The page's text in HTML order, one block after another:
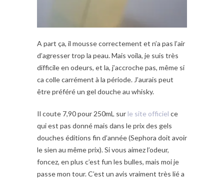
A part ça, il mousse correctement et n’a pas l’air
d’agresser trop la peau. Mais voila, je suis très
difficile en odeurs, et la, j’accroche pas, même si
ca colle carrément à la période. J’aurais peut
être préféré un gel douche au whisky.
Il coute 7,90 pour 250mL sur le site officiel ce
qui est pas donné mais dans le prix des gels
douches éditions fin d’année (Sephora doit avoir
le sien au même prix). Si vous aimez l’odeur,
foncez, en plus c’est fun les bulles, mais moi je
passe mon tour. C’est un avis vraiment très lié a